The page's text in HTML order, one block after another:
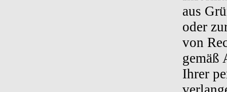
aus
oder
von
gemäß
Ihrer